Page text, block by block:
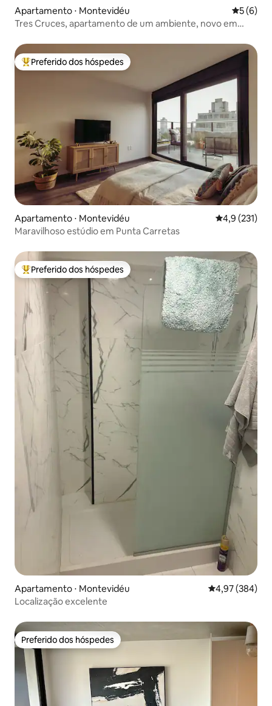
Apartamento ⋅ Montevidéu 5 de
5 (6)
Tres Cruces, apartamento de um ambiente, novo em
Entre os melhores preferidos dos hóspedes
Preferido dos hóspedes
Apartamento ⋅ Montevidéu 4,9 de uma
4,9 (231)
Maravilhoso estúdio em Punta Carretas
Entre os melhores preferidos dos hóspedes
Preferido dos hóspedes
Apartamento ⋅ Montevidéu 4,97 de uma
4,97 (384)
Localização excelente
Preferido dos hóspedes
Preferido dos hóspedes